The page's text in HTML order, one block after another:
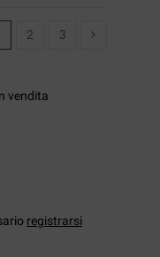
2 3
vendita
registrarsi